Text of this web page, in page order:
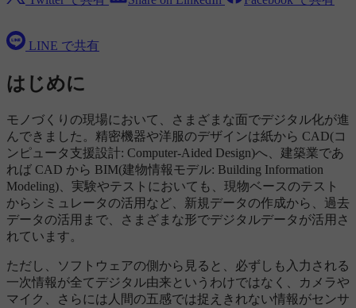
LINE で共有
はじめに
モノづくりの現場において、さまざまな面でデジタル化が進
んできました。精密機器や洋服のデザインは紙から CAD(コ
ンピュータ支援設計: Computer-Aided Design)へ、建築業であ
れば CAD から BIM(建物情報モデル: Building Information
Modeling)、実験やテストにおいても、現物ベースのテスト
からシミュレータの活用など、新規データの作成から、過去
データの活用まで、さまざまな形でデジタルデータが活用さ
れています。
ただし、ソフトウェアの側から見ると、必ずしも入力される
一次情報が全てデジタル由来というわけではなく、カメラや
マイク、さらには人間の五感では捉えきれない情報がセンサ